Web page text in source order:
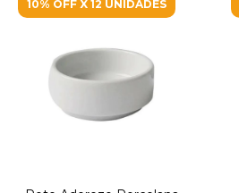
10% OFF X 12 UNIDADES